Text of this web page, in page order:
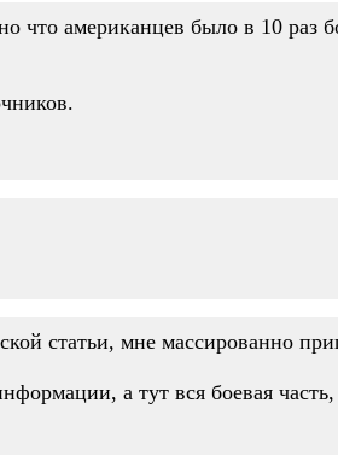
что американцев было в 10 раз
статьи, мне массированно
а тут вся боевая часть,